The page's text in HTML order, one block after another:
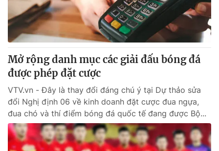
Sản phẩm
Thị trường
Tư vấn
Lịch phát sóng
Chuyên mục khác
Emagazine
Photo Infographic
Video Shorts video
Mở rộng danh mục các giải đấu bóng đá
được phép đặt cược
VTV.vn - Đây là thay đổi đáng chú ý tại Dự thảo sửa
đổi Nghị định 06 về kinh doanh đặt cược đua ngựa,
đua chó và thí điểm bóng đá quốc tế đang được Bộ...